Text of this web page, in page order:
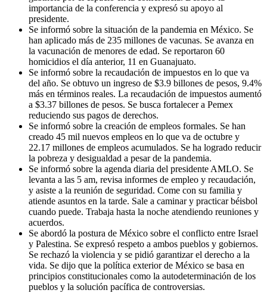
importancia de la conferencia y expresó su apoyo al
presidente.
Se informó sobre la situación de la pandemia en México. Se
han aplicado más de 235 millones de vacunas. Se avanza en
la vacunación de menores de edad. Se reportaron 60
homicidios el día anterior, 11 en Guanajuato.
Se informó sobre la recaudación de impuestos en lo que va
del año. Se obtuvo un ingreso de $3.9 billones de pesos, 9.4%
más en términos reales. La recaudación de impuestos aumentó
a $3.37 billones de pesos. Se busca fortalecer a Pemex
reduciendo sus pagos de derechos.
Se informó sobre la creación de empleos formales. Se han
creado 45 mil nuevos empleos en lo que va de octubre y
22.17 millones de empleos acumulados. Se ha logrado reducir
la pobreza y desigualdad a pesar de la pandemia.
Se informó sobre la agenda diaria del presidente AMLO. Se
levanta a las 5 am, revisa informes de empleo y recaudación,
y asiste a la reunión de seguridad. Come con su familia y
atiende asuntos en la tarde. Sale a caminar y practicar béisbol
cuando puede. Trabaja hasta la noche atendiendo reuniones y
acuerdos.
Se abordó la postura de México sobre el conflicto entre Israel
y Palestina. Se expresó respeto a ambos pueblos y gobiernos.
Se rechazó la violencia y se pidió garantizar el derecho a la
vida. Se dijo que la política exterior de México se basa en
principios constitucionales como la autodeterminación de los
pueblos y la solución pacífica de controversias.